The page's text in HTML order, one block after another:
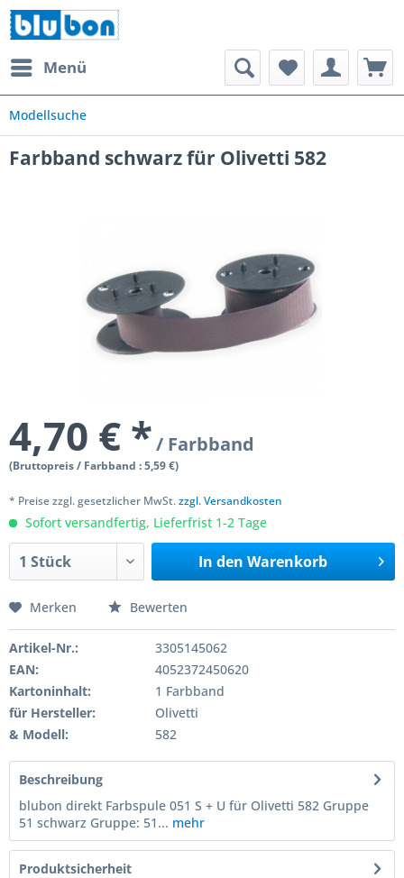
Menü
Modellsuche
Farbband schwarz für Olivetti 582
4,70 € */ Farbband
(Bruttopreis / Farbband : 5,59 €)
* Preise zzgl. gesetzlicher MwSt.zzgl. Versandkosten
Sofort versandfertig, Lieferfrist 1-2 Tage
In den Warenkorb
Merken Bewerten
Artikel-Nr.:
3305145062
EAN:
4052372450620
Kartoninhalt:
1 Farbband
für Hersteller:
Olivetti
& Modell:
582
Beschreibung
blubon direkt Farbspule 051 S + U für Olivetti 582 Gruppe
51 schwarz Gruppe: 51... mehr
Produktsicherheit